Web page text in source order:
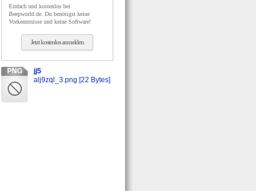
Einfach und kostenlos bei
Beepworld.de. Du benötigst keine
Vorkenntnisse und keine Software!
Jetzt kostenlos anmelden
PNG
jj5
alj9zql_3.png [22 Bytes]